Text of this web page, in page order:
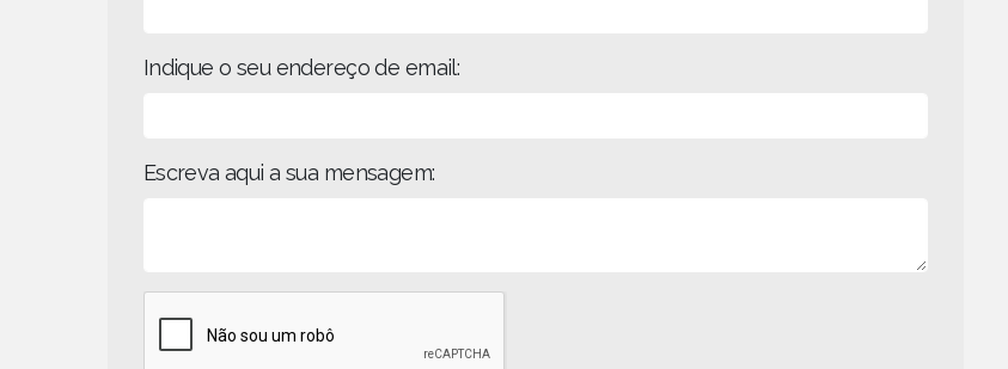
Indique o seu endereço de email:
Escreva aqui a sua mensagem: